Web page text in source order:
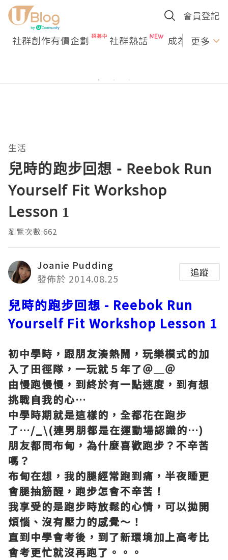
會員登記
社群創作有價企劃 社群熱話 成為U更多
生活
兒時的跑步回想 - Reebok Run
Yourself Fit Workshop
Lesson 1
瀏覽次數:662
Joanie Pudding
發佈於 2014.08.25
追蹤
兒時的跑步回想 - Reebok Run
Yourself Fit Workshop Lesson 1
初中學時，跟朋友湊熱鬧，玩樂模式的加
入了田徑隊，一玩就５年了＠＿＠
由慢跑慢慢，到終於有一點速度，到有想
挑戰自我的心…
中學時期就是這樣的，全都花在跑步
了…/_\(連男朋都是在運動場認識的…)
朋友都問布甸，為什麼喜歡跑步？不辛苦
嗎？
布甸在想，我的腿經常跑到痛，半夜睡更
會腿抽筋醒，跑步怎會不辛苦！
我享受的是跑步時放鬆的心情，可以拋開
煩惱、沒有壓力的感覺～！
直到中學會考後，到了新環境加上高考比
會考更忙就沒再跑了。。。